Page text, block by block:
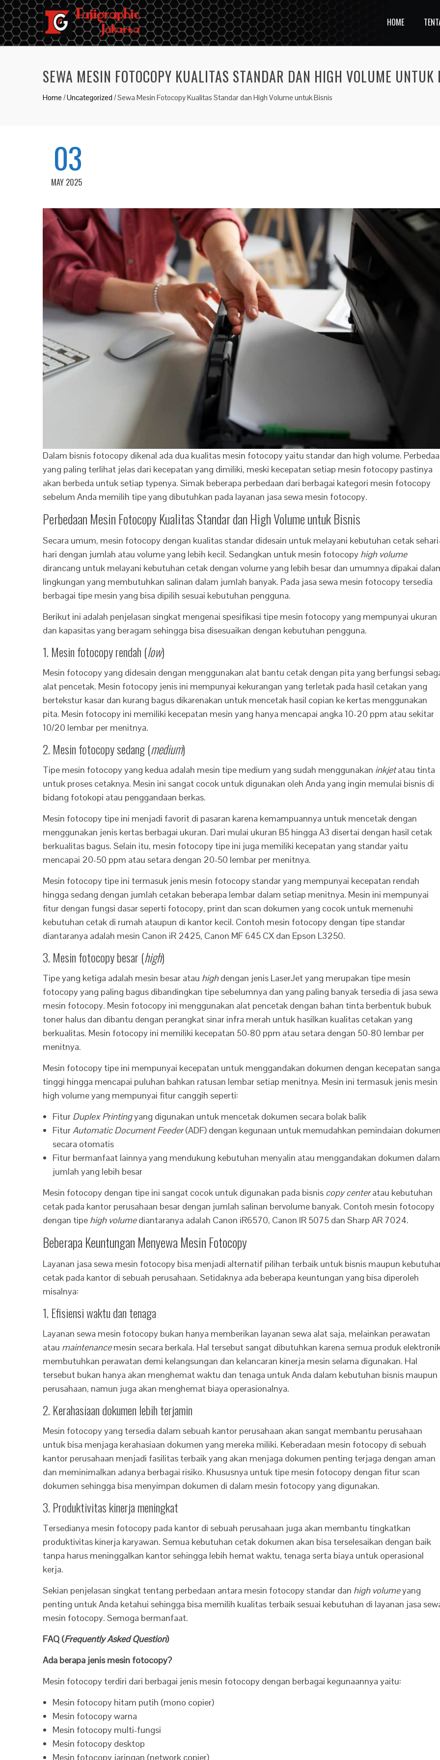
HOME
SEWA MESIN FOTOCOPY KUALITAS STANDAR DAN HIGH VOLUME UNTUK
Home /Uncategorized /Sewa Mesin Fotocopy Kualitas Standar dan High Volume untuk Bisnis
03
MAY 2025
Dalam bisnis fotocopy dikenal ada dua kualitas mesin fotocopy yaitu standar dan high volume.
yang paling terlihat jelas dari kecepatan yang dimiliki, meski kecepatan setiap mesin fotocopy pastinya
akan berbeda untuk setiap typenya. Simak beberapa perbedaan dari berbagai kategori mesin fotocopy
sebelum Anda memilih tipe yang dibutuhkan pada layanan jasa sewa mesin fotocopy.
Perbedaan Mesin Fotocopy Kualitas Standar dan High Volume untuk Bisnis
Secara umum, mesin fotocopy dengan kualitas standar didesain untuk melayani kebutuhan cetak
hari dengan jumlah atau volume yang lebih kecil. Sedangkan untuk mesin fotocopy high volume
dirancang untuk melayani kebutuhan cetak dengan volume yang lebih besar dan umumnya dipakai
lingkungan yang membutuhkan salinan dalam jumlah banyak. Pada jasa sewa mesin fotocopy tersedia
berbagai tipe mesin yang bisa dipilih sesuai kebutuhan pengguna.
Berikut ini adalah penjelasan singkat mengenai spesifikasi tipe mesin fotocopy yang mempunyai ukuran
dan kapasitas yang beragam sehingga bisa disesuaikan dengan kebutuhan pengguna.
1. Mesin fotocopy rendah (low)
Mesin fotocopy yang didesain dengan menggunakan alat bantu cetak dengan pita yang berfungsi
alat pencetak. Mesin fotocopy jenis ini mempunyai kekurangan yang terletak pada hasil cetakan yang
bertekstur kasar dan kurang bagus dikarenakan untuk mencetak hasil copian ke kertas menggunakan
pita. Mesin fotocopy ini memiliki kecepatan mesin yang hanya mencapai angka 10-20 ppm atau sekitar
10/20 lembar per menitnya.
2. Mesin fotocopy sedang (medium)
Tipe mesin fotocopy yang kedua adalah mesin tipe medium yang sudah menggunakan inkjetatau tinta
untuk proses cetaknya. Mesin ini sangat cocok untuk digunakan oleh Anda yang ingin memulai bisnis di
bidang fotokopi atau penggandaan berkas.
Mesin fotocopy tipe ini menjadi favorit di pasaran karena kemampuannya untuk mencetak dengan
menggunakan jenis kertas berbagai ukuran. Dari mulai ukuran B5 hingga A3 disertai dengan hasil cetak
berkualitas bagus. Selain itu, mesin fotocopy tipe ini juga memiliki kecepatan yang standar yaitu
mencapai 20-50 ppm atau setara dengan 20-50 lembar per menitnya.
Mesin fotocopy tipe ini termasuk jenis mesin fotocopy standar yang mempunyai kecepatan rendah
hingga sedang dengan jumlah cetakan beberapa lembar dalam setiap menitnya. Mesin ini mempunyai
fitur dengan fungsi dasar seperti fotocopy, print dan scan dokumen yang cocok untuk memenuhi
kebutuhan cetak di rumah ataupun di kantor kecil. Contoh mesin fotocopy dengan tipe standar
diantaranya adalah mesin Canon iR 2425, Canon MF 645 CX dan Epson L3250.
3. Mesin fotocopy besar (high)
Tipe yang ketiga adalah mesin besar atau highdengan jenis LaserJet yang merupakan tipe mesin
fotocopy yang paling bagus dibandingkan tipe sebelumnya dan yang paling banyak tersedia di jasa sewa
mesin fotocopy. Mesin fotocopy ini menggunakan alat pencetak dengan bahan tinta berbentuk bubuk
toner halus dan dibantu dengan perangkat sinar infra merah untuk hasilkan kualitas cetakan yang
berkualitas. Mesin fotocopy ini memiliki kecepatan 50-80 ppm atau setara dengan 50-80 lembar per
menitnya.
Mesin fotocopy tipe ini mempunyai kecepatan untuk menggandakan dokumen dengan kecepatan
tinggi hingga mencapai puluhan bahkan ratusan lembar setiap menitnya. Mesin ini termasuk jenis mesin
high volume yang mempunyai fitur canggih seperti:
Fitur Duplex Printingyang digunakan untuk mencetak dokumen secara bolak balik
FiturAutomatic Document Feeder(ADF) dengan kegunaan untuk memudahkan pemindaian dokumen
secara otomatis
Fitur bermanfaat lainnya yang mendukung kebutuhan menyalin atau menggandakan dokumen dalam
jumlah yang lebih besar
Mesin fotocopy dengan tipe ini sangat cocok untuk digunakan pada bisnis copy centeratau kebutuhan
cetak pada kantor perusahaan besar dengan jumlah salinan bervolume banyak. Contoh mesin fotocopy
dengan tipe high volumediantaranya adalah Canon iR6570, Canon IR 5075 dan Sharp AR 7024.
Beberapa Keuntungan Menyewa Mesin Fotocopy
Layanan jasa sewa mesin fotocopy bisa menjadi alternatif pilihan terbaik untuk bisnis maupun
cetak pada kantor di sebuah perusahaan. Setidaknya ada beberapa keuntungan yang bisa diperoleh
misalnya:
1. Efisiensi waktu dan tenaga
Layanan sewa mesin fotocopy bukan hanya memberikan layanan sewa alat saja, melainkan perawatan
atau maintenancemesin secara berkala. Hal tersebut sangat dibutuhkan karena semua produk
membutuhkan perawatan demi kelangsungan dan kelancaran kinerja mesin selama digunakan. Hal
tersebut bukan hanya akan menghemat waktu dan tenaga untuk Anda dalam kebutuhan bisnis maupun
perusahaan, namun juga akan menghemat biaya operasionalnya.
2. Kerahasiaan dokumen lebih terjamin
Mesin fotocopy yang tersedia dalam sebuah kantor perusahaan akan sangat membantu perusahaan
untuk bisa menjaga kerahasiaan dokumen yang mereka miliki. Keberadaan mesin fotocopy di sebuah
kantor perusahaan menjadi fasilitas terbaik yang akan menjaga dokumen penting terjaga dengan aman
dan meminimalkan adanya berbagai risiko. Khususnya untuk tipe mesin fotocopy dengan fitur scan
dokumen sehingga bisa menyimpan dokumen di dalam mesin fotocopy yang digunakan.
3. Produktivitas kinerja meningkat
Tersedianya mesin fotocopy pada kantor di sebuah perusahaan juga akan membantu tingkatkan
produktivitas kinerja karyawan. Semua kebutuhan cetak dokumen akan bisa terselesaikan dengan baik
tanpa harus meninggalkan kantor sehingga lebih hemat waktu, tenaga serta biaya untuk operasional
kerja.
Sekian penjelasan singkat tentang perbedaan antara mesin fotocopy standar dan high volumeyang
penting untuk Anda ketahui sehingga bisa memilih kualitas terbaik sesuai kebutuhan di layanan jasa
mesin fotocopy. Semoga bermanfaat.
FAQ (Frequently Asked Question)
Ada berapa jenis mesin fotocopy?
Mesin fotocopy terdiri dari berbagai jenis mesin fotocopy dengan berbagai kegunaannya yaitu:
Mesin fotocopy hitam putih (mono copier)
Mesin fotocopy warna
Mesin fotocopy multi-fungsi
Mesin fotocopy desktop
Mesin fotocopy jaringan (network copier)